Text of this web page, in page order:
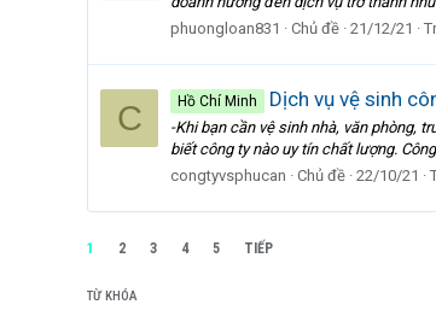
phuongloan831
Chủ đề 21/12/21
C Hồ Chí Minh Dịch vụ vệ sinh
-Khi bạn cần vệ sinh nhà, văn phòng,
biết công ty nào uy tín chất lượng.
congtyvsphucan
Chủ đề 22/10/21
1 2 3 4 5 TIẾP
TỪ KHÓA